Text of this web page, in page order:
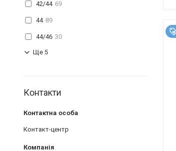
42/44 69
44 89
44/46 30
Ще 5
Контакти
Контакт-центр